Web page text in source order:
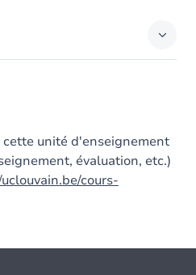
unité d'enseignement
évaluation, etc.)
cours-